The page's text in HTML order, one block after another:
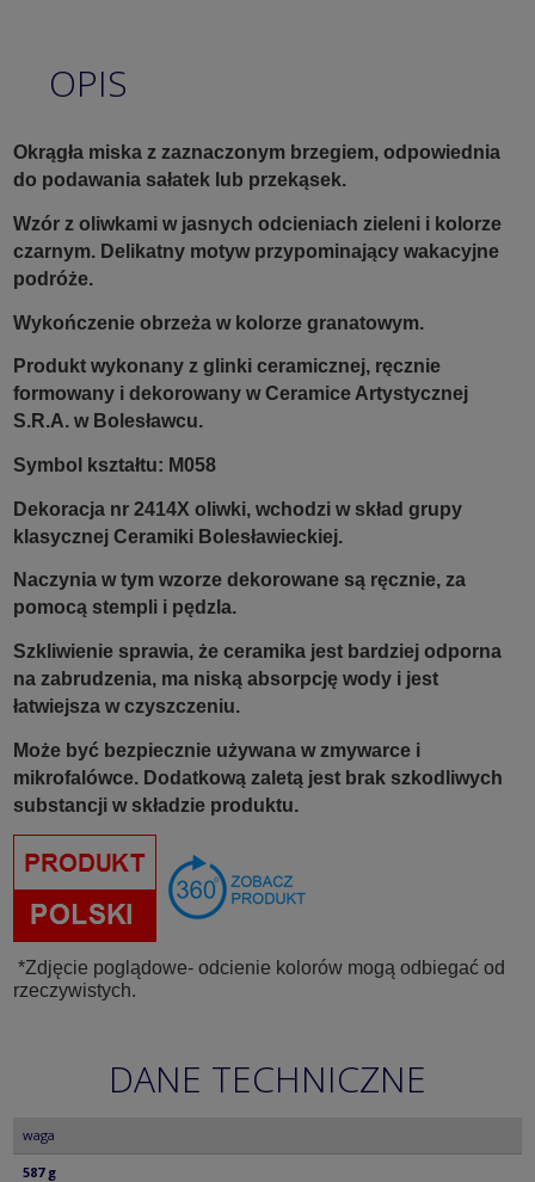
OPIS
Okrągła miska z zaznaczonym brzegiem, odpowiednia
do podawania sałatek lub przekąsek.
Wzór z oliwkami w jasnych odcieniach zieleni i kolorze
czarnym. Delikatny motyw przypominający wakacyjne
podróże.
Wykończenie obrzeża w kolorze granatowym.
Produkt wykonany z glinki ceramicznej, ręcznie
formowany i dekorowany w Ceramice Artystycznej
S.R.A. w Bolesławcu.
Symbol kształtu: M058
Dekoracja nr 2414X oliwki, wchodzi w skład grupy
klasycznej Ceramiki Bolesławieckiej.
Naczynia w tym wzorze dekorowane są ręcznie, za
pomocą stempli i pędzla.
Szkliwienie sprawia, że ceramika jest bardziej odporna
na zabrudzenia, ma niską absorpcję wody i jest
łatwiejsza w czyszczeniu.
Może być bezpiecznie używana w zmywarce i
mikrofalówce. Dodatkową zaletą jest brak szkodliwych
substancji w składzie produktu.
*Zdjęcie poglądowe- odcienie kolorów mogą odbiegać od
rzeczywistych.
DANE TECHNICZNE
waga
587 g